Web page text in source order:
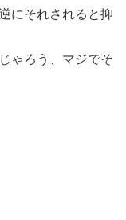
にそれされると抑
ゃろう、マジでそ